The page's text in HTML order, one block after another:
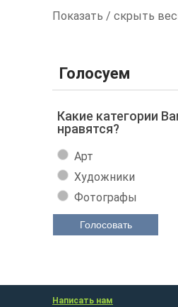
Показать / скрыть
Голосуем
Какие категории
нравятся?
Арт
Художники
Фотографы
Голосовать
Написать нам